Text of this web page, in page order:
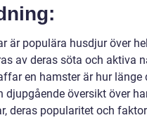
är populära husdjur över
av deras söta och aktiva
en hamster är hur
djupgående översikt över
deras popularitet och